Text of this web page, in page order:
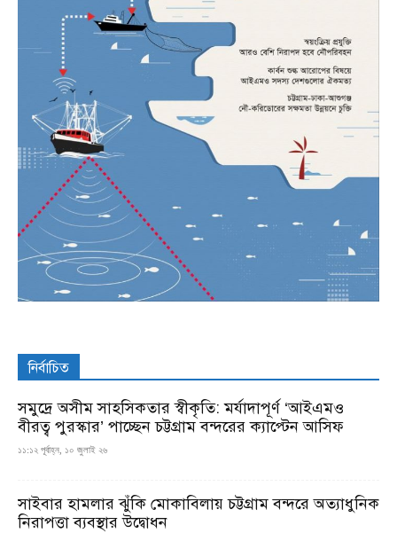
নির্বাচিত
সমুদ্রে অসীম সাহসিকতার স্বীকৃতি: মর্যাদাপূর্ণ ‘আইএমও
বীরত্ব পুরস্কার’ পাচ্ছেন চট্টগ্রাম বন্দরের ক্যাপ্টেন আসিফ
১১:১২ পূর্বাহ্ন, ১০ জুলাই ২৬
সাইবার হামলার ঝুঁকি মোকাবিলায় চট্টগ্রাম বন্দরে অত্যাধুনিক
নিরাপত্তা ব্যবস্থার উদ্বোধন